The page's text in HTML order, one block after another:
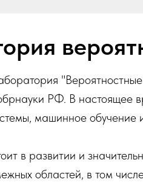
РФ. В настоящее
машинное
в развитии и
областей, в том